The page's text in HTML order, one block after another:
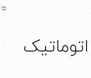
خودرو مرسدس بنز E250 اتوماتیک